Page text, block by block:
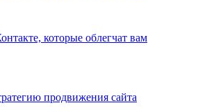
которые облегчат вам
продвижения сайта